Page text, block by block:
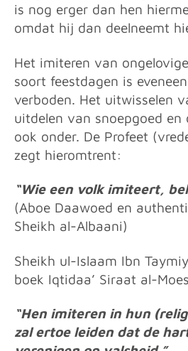
is nog erger dan hen
omdat hij dan deelneemt
Het imiteren van
soort feestdagen is
verboden. Het uitwisselen
uitdelen van snoepgoed
ook onder. De Profeet
zegt hieromtrent:
“Wie een volk imiteert,
(Aboe Daawoed en
Sheikh al-Albaani)
Sheikh ul-Islaam Ibn
boek Iqtidaa’ Siraat al-
“Hen imiteren in hun
zal ertoe leiden dat de